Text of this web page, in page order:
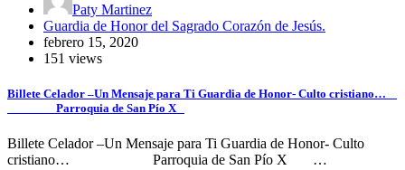
Paty Martinez
Guardia de Honor del Sagrado Corazón de Jesús.
febrero 15, 2020
151 views
Billete Celador –Un Mensaje para Ti Guardia de Honor- Culto cristiano…
Parroquia de San Pío X
Billete Celador –Un Mensaje para Ti Guardia de Honor- Culto
cristiano… Parroquia de San Pío X …